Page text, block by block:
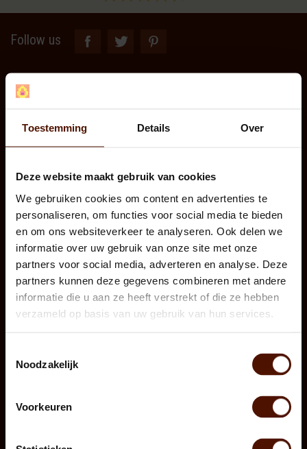
Toestemming Details Over
Deze website maakt gebruik van cookies
We gebruiken cookies om content en advertenties te
personaliseren, om functies voor social media te bieden
en om ons websiteverkeer te analyseren. Ook delen we
informatie over uw gebruik van onze site met onze
partners voor social media, adverteren en analyse. Deze
partners kunnen deze gegevens combineren met andere
informatie die u aan ze heeft verstrekt of die ze hebben
verzameld op basis van uw gebruik van hun services.
Noodzakelijk
Voorkeuren
Follow us
Customer service
Contact Us
About Us
how to order firewood
Privacy Policy
Terms & conditions
What type of wood ?
Frequentely asked questions
Firewood delivery
Products
Beech